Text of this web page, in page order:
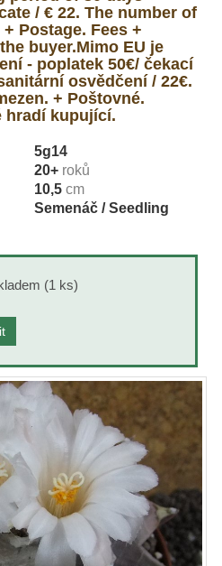
/ € 22. The number of
Postage. Fees +
buyer.Mimo EU je
- poplatek 50€/ čekací
osvědčení / 22€.
+ Poštovné.
hradí kupující.
5g14
20+ roků
10,5 cm
Semenáč / Seedling
(1 ks)